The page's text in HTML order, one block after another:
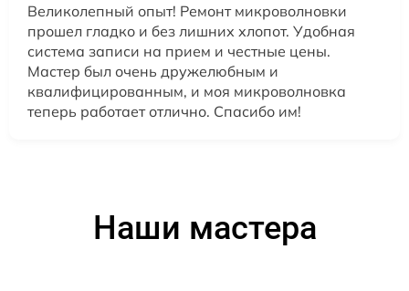
Великолепный опыт! Ремонт микроволновки
прошел гладко и без лишних хлопот. Удобная
система записи на прием и честные цены.
Мастер был очень дружелюбным и
квалифицированным, и моя микроволновка
теперь работает отлично. Спасибо им!
Наши мастера